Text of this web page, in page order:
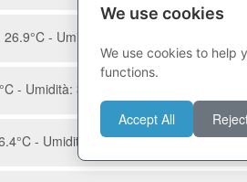
- Umidità: 40.2% - Pioggia: 0 mm -
- Umidità: 37.3% - Pioggia: 0 mm -
- Umidità: 38.1% - Pioggia: 2.6 mm
We use cookies
We use cookies to help
functions.
Accept All